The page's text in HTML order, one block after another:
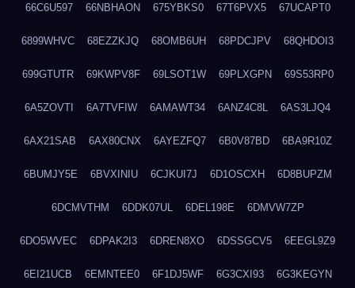
66C6U597 66NBHAON 675YBKS0 67T6PVX5 67UCAPT0
6899WHVC 68EZZKJQ 68OMB6UH 68PDCJPV 68QHDOI3
699GTUTR 69KWPV8F 69LSOT1W 69PLXGPN 69S53RP0
6A5ZOVTI 6A7TVFIW 6AMAWT34 6ANZ4C8L 6AS3LJQ4
6AX21SAB 6AX80CNX 6AYEZFQ7 6B0V87BD 6BA9R10Z
6BUMJY5E 6BVXINIU 6CJKUI7J 6D1OSCXH 6D8BUPZM
6DCMVTHM 6DDK07UL 6DEL198E 6DMVW7ZP
6DO5WVEC 6DPAK2I3 6DREN8XO 6DSSGCV5 6EEGL9Z9
6EI21UCB 6EMNTEE0 6F1DJ5WF 6G3CXI93 6G3KEGYN